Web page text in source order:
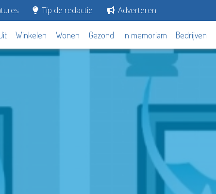
Tip de redactie Adverteren
Winkelen Wonen Gezond In memoriam Bedrijven